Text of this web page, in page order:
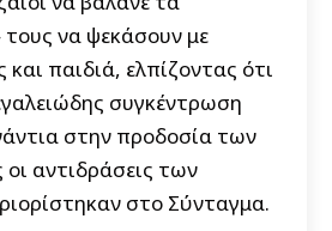
να ψεκάσουν με
και παιδιά, ελπίζοντας ότι
συγκέντρωση
στην προδοσία των
αντιδράσεις των
στο Σύνταγμα.